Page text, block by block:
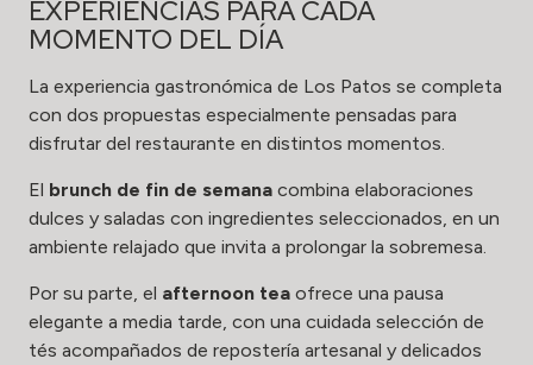
EXPERIENCIAS PARA CADA
MOMENTO DEL DÍA
La experiencia gastronómica de Los Patos se completa
con dos propuestas especialmente pensadas para
disfrutar del restaurante en distintos momentos.
El brunch de fin de semana combina elaboraciones
dulces y saladas con ingredientes seleccionados, en un
ambiente relajado que invita a prolongar la sobremesa.
Por su parte, el afternoon tea ofrece una pausa
elegante a media tarde, con una cuidada selección de
tés acompañados de repostería artesanal y delicados